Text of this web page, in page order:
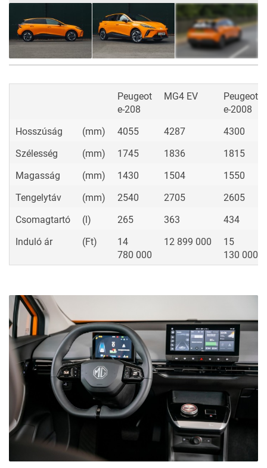
Peugeot
e-208
MG4 EV
Peugeot
e-2008
Hosszúság
(mm) 4055 4287
4300
Szélesség
(mm) 1745 1836
1815
Magasság
(mm) 1430 1504
1550
Tengelytáv
(mm) 2540 2705
2605
Csomagtartó
(l) 265 363
434
Induló ár
(Ft)
14
780 000
12 899 000
15
130 000